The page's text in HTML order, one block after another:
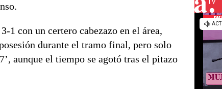
con un certero cabezazo en el área,
durante el tramo final, pero solo
aunque el tiempo se agotó tras el pitazo